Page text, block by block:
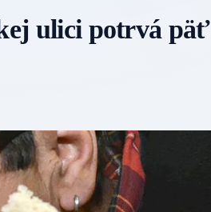
ulici potrvá päť